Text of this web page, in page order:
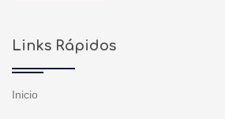
Links Rápidos
Inicio